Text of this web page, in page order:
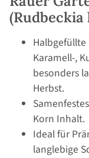
Karamell-,
besonders
Herbst.
Korn Inhalt.
Ideal für
langlebige